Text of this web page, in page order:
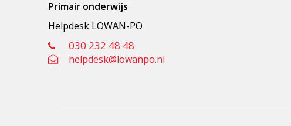
Primair onderwijs
Helpdesk LOWAN-PO
030 232 48 48
helpdesk@lowanpo.nl